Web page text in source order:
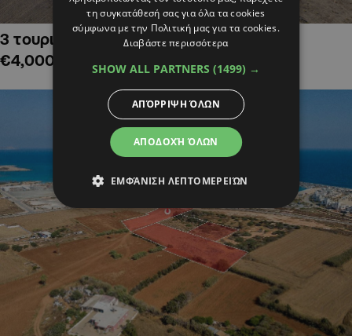
3 τουριστικά χωράφια στην Αλαμινό,
€4,000,000
τη συγκατάθεσή σας για όλα τα cookies
σύμφωνα με την Πολιτική μας για τα cookies.
Διαβάστε περισσότερα
SHOW ALL PARTNERS (1499) →
ΑΠΟΔΟΧΉ ΌΛΩΝ
ΑΠΌΡΡΙΨΗ ΌΛΩΝ
ΕΜΦΆΝΙΣΗ ΛΕΠΤΟΜΕΡΕΙΏΝ